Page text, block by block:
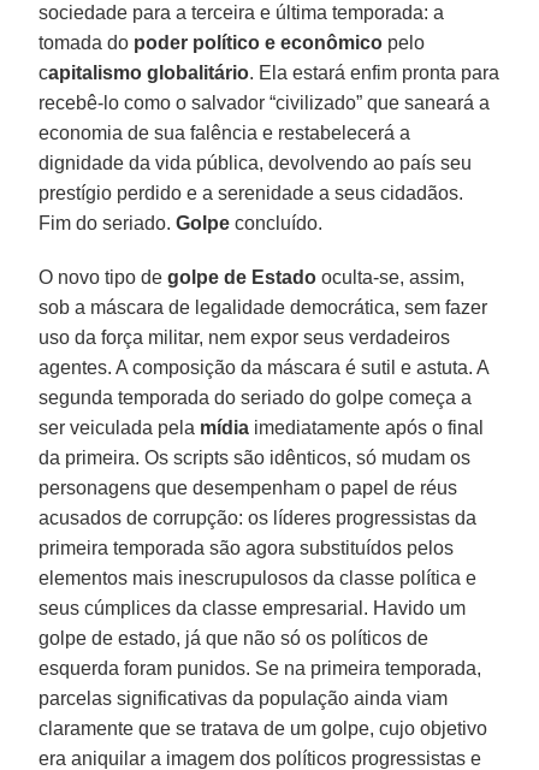
sociedade para a terceira e última temporada: a
tomada do poder político e econômico pelo
capitalismo globalitário. Ela estará enfim pronta para
recebê-lo como o salvador “civilizado” que saneará a
economia de sua falência e restabelecerá a
dignidade da vida pública, devolvendo ao país seu
prestígio perdido e a serenidade a seus cidadãos.
Fim do seriado.Golpe concluído.
O novo tipo degolpe de Estado oculta-se, assim,
sob a máscara de legalidade democrática, sem fazer
uso da força militar, nem expor seus verdadeiros
agentes. A composição da máscara é sutil e astuta. A
segunda temporada do seriado do golpe começa a
ser veiculada pela mídia imediatamente após o final
da primeira. Os scripts são idênticos, só mudam os
personagens que desempenham o papel de réus
acusados de corrupção: os líderes progressistas da
primeira temporada são agora substituídos pelos
elementos mais inescrupulosos da classe política e
seus cúmplices da classe empresarial. Havido um
golpe de estado, já que não só os políticos de
esquerda foram punidos. Se na primeira temporada,
parcelas significativas da população ainda viam
claramente que se tratava de um golpe, cujo objetivo
era aniquilar a imagem dos políticos progressistas e